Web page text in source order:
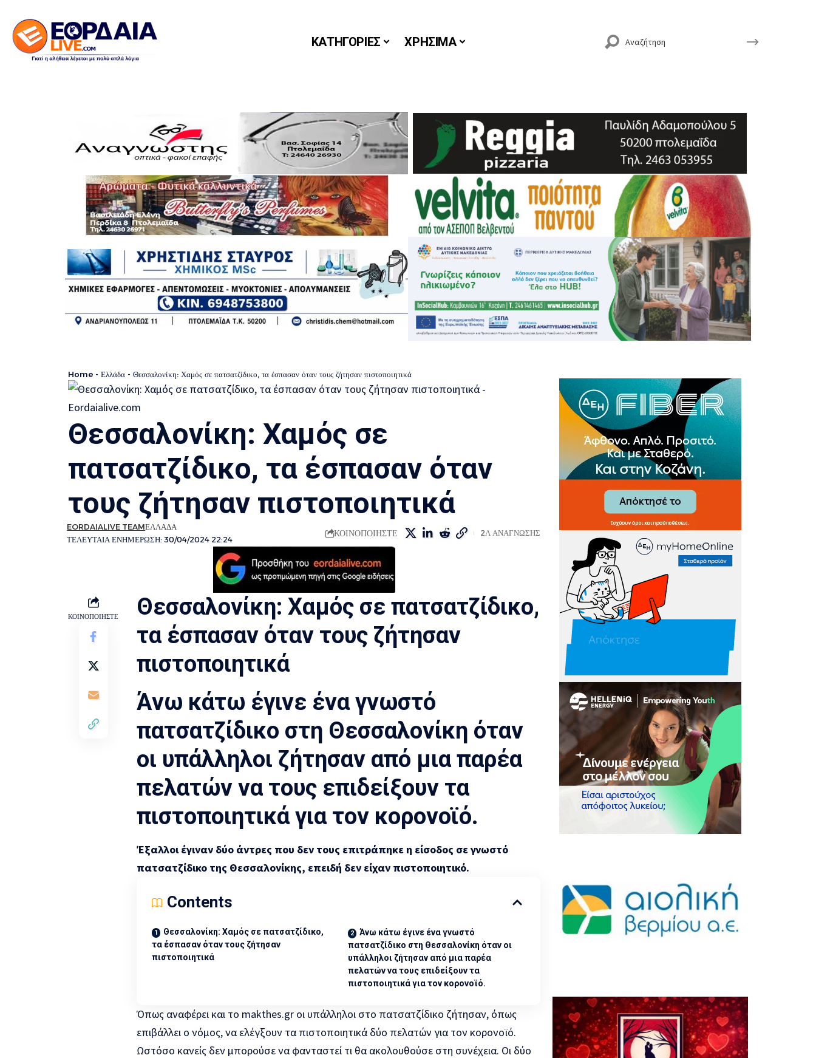
ΚΑΤΗΓΟΡΙΕΣ ΧΡΗΣΙΜΑ
Home - Ελλάδα - Θεσσαλονίκη: Χαμός σε πατσατζίδικο, τα έσπασαν όταν τους ζήτησαν πιστοποιητικά
Θεσσαλονίκη: Χαμός σε
πατσατζίδικο, τα έσπασαν όταν
τους ζήτησαν πιστοποιητικά
ΤΕΛΕΥΤΑΙΑ ΕΝΗΜΕΡΩΣΗ: 30/04/2024 22:24
EORDAIALIVE TEAMΕΛΛΑΔΑ
ΚΟΙΝΟΠΟΙΗΣΤΕ 2Λ ΑΝΑΓΝΩΣΗΣ
ΚΟΙΝΟΠΟΙΗΣΤΕ
Θεσσαλονίκη: Χαμός σε πατσατζίδικο,
τα έσπασαν όταν τους ζήτησαν
πιστοποιητικά
Άνω κάτω έγινε ένα γνωστό
πατσατζίδικο στη Θεσσαλονίκη όταν
οι υπάλληλοι ζήτησαν από μια παρέα
πελατών να τους επιδείξουν τα
πιστοποιητικά για τον κορονοϊό.
Έξαλλοι έγιναν δύο άντρες που δεν τους επιτράπηκε η είσοδος σε γνωστό
πατσατζίδικο της Θεσσαλονίκης, επειδή δεν είχαν πιστοποιητικό.
Contents
Θεσσαλονίκη: Χαμός σε πατσατζίδικο,
τα έσπασαν όταν τους ζήτησαν
πιστοποιητικά
Άνω κάτω έγινε ένα γνωστό
πατσατζίδικο στη Θεσσαλονίκη όταν οι
υπάλληλοι ζήτησαν από μια παρέα
πελατών να τους επιδείξουν τα
πιστοποιητικά για τον κορονοϊό.
Όπως αναφέρει και το makthes.gr οι υπάλληλοι στο πατσατζίδικο ζήτησαν, όπως
επιβάλλει ο νόμος, να ελέγξουν τα πιστοποιητικά δύο πελατών για τον κορονοϊό.
Ωστόσο κανείς δεν μπορούσε να φανταστεί τι θα ακολουθούσε στη συνέχεια. Οι δύο